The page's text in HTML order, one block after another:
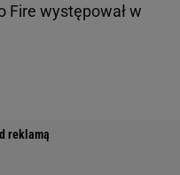
Fire występował w